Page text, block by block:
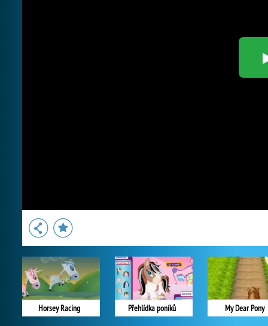
Horsey Racing Přehlídka poníků My Dear Pony